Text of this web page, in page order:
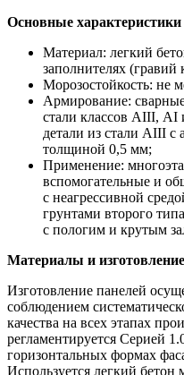
Основные характеристики
Материал: легкий
заполнителях
Морозостойкость: не
Армирование:
стали классов АIII, АI
детали из стали АIII
толщиной 0,5 мм;
Применение:
вспомогательные и
с неагрессивной
грунтами второго
с пологим и крутым
Материалы и изготовление
Изготовление панелей
соблюдением
качества на всех этапах
регламентируется Серией
горизонтальных формах
Используется легкий